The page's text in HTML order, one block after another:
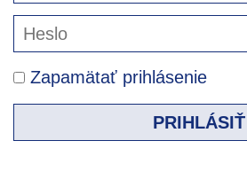
Zapamätať prihlásenie
PRIHLÁSIŤ